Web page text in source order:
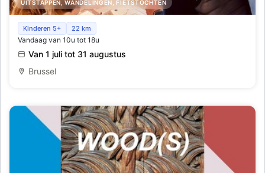
UITSTAPPEN, WANDELINGEN, FIETSTOCHTEN
Ondergrondse speurtocht
Kinderen 5+ 22 km
Vandaag van 10u tot 18u
Van 1 juli tot 31 augustus
Brussel